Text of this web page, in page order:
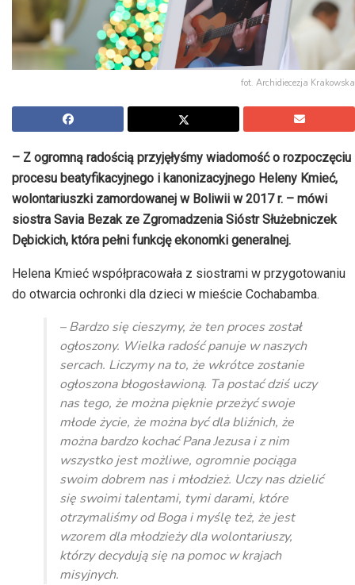
fot. Archidiecezja Krakowska
– Z ogromną radością przyjęłyśmy wiadomość o rozpoczęciu
procesu beatyfikacyjnego i kanonizacyjnego Heleny Kmieć,
wolontariuszki zamordowanej w Boliwii w 2017 r. – mówi
siostra Savia Bezak ze Zgromadzenia Sióstr Służebniczek
Dębickich, która pełni funkcję ekonomki generalnej.
Helena Kmieć współpracowała z siostrami w przygotowaniu
do otwarcia ochronki dla dzieci w mieście Cochabamba.
– Bardzo się cieszymy, że ten proces został
ogłoszony. Wielka radość panuje w naszych
sercach. Liczymy na to, że wkrótce zostanie
ogłoszona błogosławioną. Ta postać dziś uczy
nas tego, że można pięknie przeżyć swoje
młode życie, że można być dla bliźnich, że
można bardzo kochać Pana Jezusa i z nim
wszystko jest możliwe, ogromnie pociąga
swoim dobrem nas i młodzież. Uczy nas dzielić
się swoimi talentami, tymi darami, które
otrzymaliśmy od Boga i myślę też, że jest
wzorem dla młodzieży dla wolontariuszy,
którzy decydują się na pomoc w krajach
misyjnych.